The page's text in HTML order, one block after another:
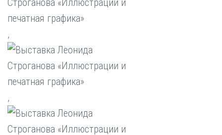
,
,